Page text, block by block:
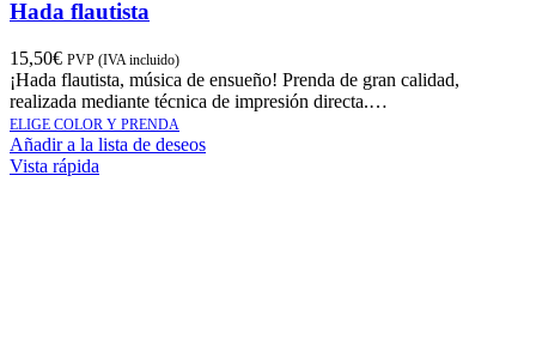
Hada flautista
15,50€ PVP (IVA incluido)
¡Hada flautista, música de ensueño! Prenda de gran calidad,
realizada mediante técnica de impresión directa.…
ELIGE COLOR Y PRENDA
Añadir a la lista de deseos
Vista rápida